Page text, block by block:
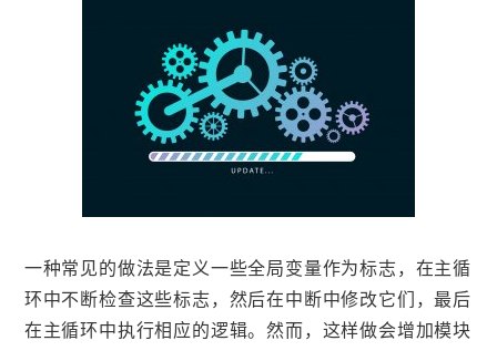
一种常见的做法是定义一些全局变量作为标志，在主循
环中不断检查这些标志，然后在中断中修改它们，最后
在主循环中执行相应的逻辑。然而，这样做会增加模块